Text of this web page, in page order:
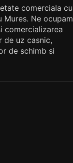
comerciala cu
Mures. Ne ocupam
comercializarea
de uz casnic,
de schimb si